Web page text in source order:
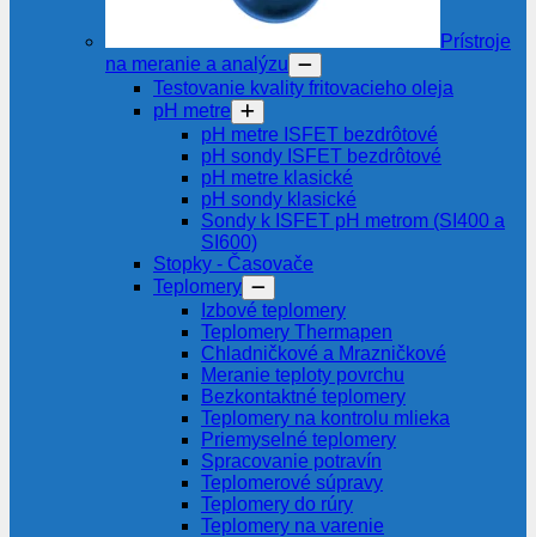
Prístroje
na meranie a analýzu
Testovanie kvality fritovacieho oleja
pH metre
pH metre ISFET bezdrôtové
pH sondy ISFET bezdrôtové
pH metre klasické
pH sondy klasické
Sondy k ISFET pH metrom (SI400 a
SI600)
Stopky - Časovače
Teplomery
Izbové teplomery
Teplomery Thermapen
Chladničkové a Mrazničkové
Meranie teploty povrchu
Bezkontaktné teplomery
Teplomery na kontrolu mlieka
Priemyselné teplomery
Spracovanie potravín
Teplomerové súpravy
Teplomery do rúry
Teplomery na varenie